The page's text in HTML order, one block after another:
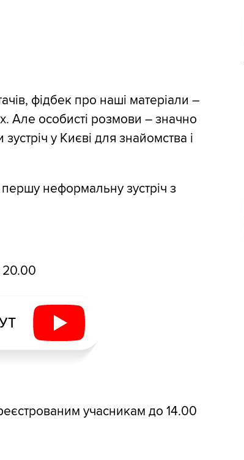
фідбек про наші матеріали –
Але особисті розмови – значно
у Києві для знайомства і
неформальну зустріч з
20.00
учасникам до 14.00